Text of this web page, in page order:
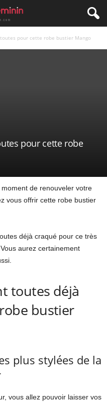
pour cette robe bustier Mango
pour cette robe
moment de renouveler votre
vous offrir cette robe bustier
déjà craqué pour ce très
aurez certainement
toutes déjà
bustier
plus stylées de la
vous allez pouvoir laisser vos